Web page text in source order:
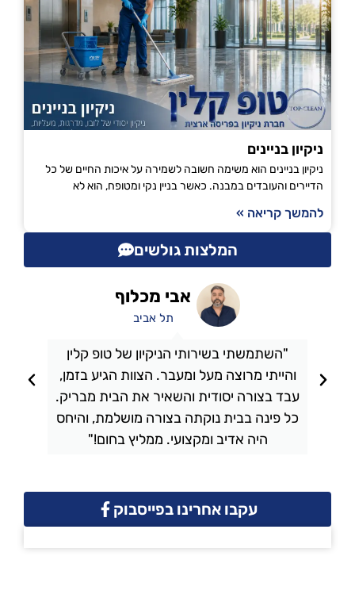
ניקיון בניינים
ניקיון בניינים הוא משימה חשובה לשמירה על איכות החיים של כל
הדיירים והעובדים במבנה. כאשר בניין נקי ומטופח, הוא לא
להמשך קריאה »
המלצות גולשים
"השתמשתי בשירותי הניקיון של טופ קלין
והייתי מרוצה מעל ומעבר. הצוות הגיע בזמן,
עבד בצורה יסודית והשאיר את הבית מבריק.
כל פינה בבית נוקתה בצורה מושלמת, והיחס
היה אדיב ומקצועי. ממליץ בחום!"
אבי מכלוף
תל אביב
עקבו אחרינו בפייסבוק